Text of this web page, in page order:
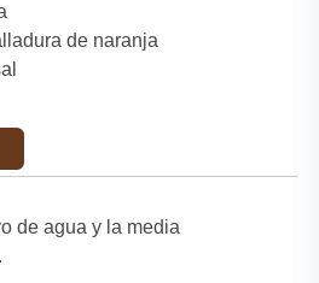
de naranja
de agua y la media